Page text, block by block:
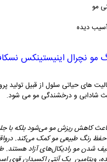
مو
دیده
مو نچرال اینیستینکس
های حیاتی سلول از قبیل تولید
شادابی و درخشندگی مو می شود.
باعث کاهش ریزش مو می‌شود بلکه با
رنگ طبیعی مو کمک می‌کند.
شدن مو رادیکال‌های آزاد هستند.
ویتامین یک آنتی اکسیدان قوی